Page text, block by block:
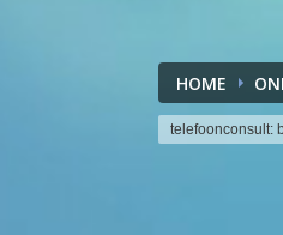
HOME
telefoonconsult: